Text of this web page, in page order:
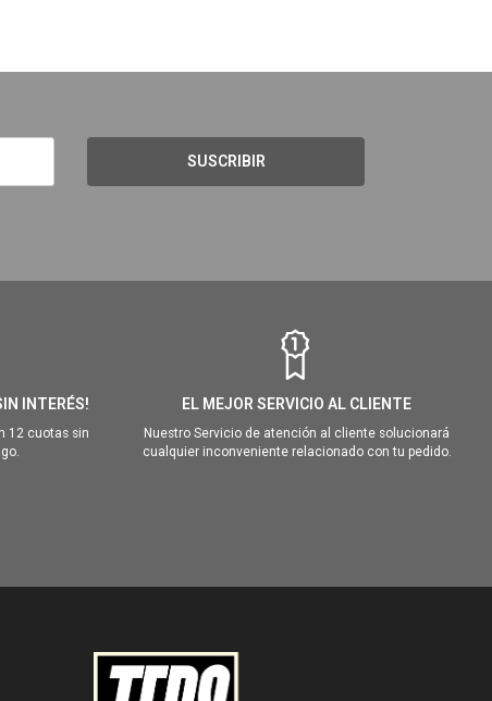
SUSCRIBIR
INTERÉS!
12 cuotas sin
EL MEJOR SERVICIO AL CLIENTE
Nuestro Servicio de atención al cliente solucionará
cualquier inconveniente relacionado con tu pedido.